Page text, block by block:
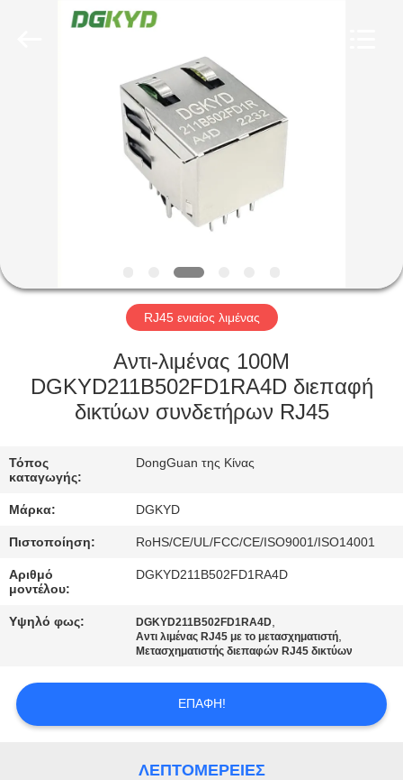
ΠΡΟΪΌΝΤΑ
ΠΕΡΊΠΟΥ
ΓΎΡΟΣ
ΕΡΓΟΣΤΑΣΊΩΝ
ΠΟΙΟΤΙΚΌΣ
ΈΛΕΓΧΟΣ
ΜΑΣ
ΕΛΆΤΕ
ΣΕ
ΖΗΤΉΣΤΕ
RJ45 ενιαίος λιμένας
Αντι-λιμένας 100M
DGKYD211B502FD1RA4D διεπαφή
δικτύων συνδετήρων RJ45
Τόπος
καταγωγής:
DongGuan της Κίνας
Μάρκα: DGKYD
Πιστοποίηση: RoHS/CE/UL/FCC/CE/ISO9001/ISO14001
Αριθμό
μοντέλου:
DGKYD211B502FD1RA4D
Υψηλό φως: DGKYD211B502FD1RA4D,
Αντι λιμένας RJ45 με το μετασχηματιστή,
Μετασχηματιστής διεπαφών RJ45 δικτύων
ΕΠΑΦΉ!
ΛΕΠΤΟΜΈΡΕΙΕΣ